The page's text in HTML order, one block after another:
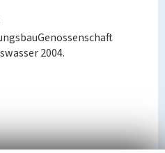
2004.